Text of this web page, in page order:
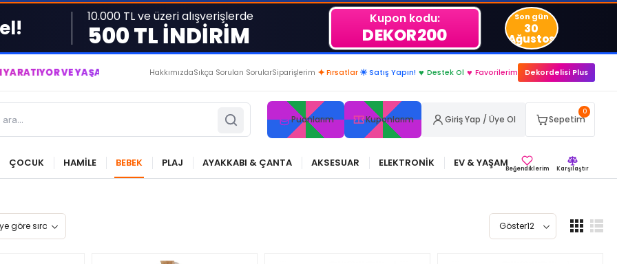
10.000 TL ve üzeri alışverişlerde
500 TL İNDİRİM
Kupon kodu:
DEKOR200
Son gün
30
Ağustos
VE YAŞATIYORUZ ● BİZİMLE DAİMA KÂRDASINIZ...
HakkımızdaSıkça Sorulan SorularSiparişlerim ✦ Fırsatlar ☀ Satış Yapın! ♥ Destek Ol ♥ Favorilerim Dekordelisi Plus
Puanlarım Kuponlarım Giriş Yap / Üye Ol
0
Sepetim
ÇOCUK HAMİLE BEBEK PLAJ AYAKKABI & ÇANTA AKSESUAR ELEKTRONİK EV & YAŞAMBeğendiklerim Karşılaştır